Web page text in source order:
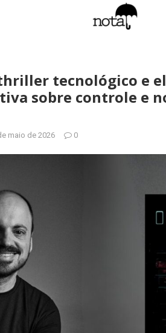
tecnológico e
sobre controle e
maio de 2026 0